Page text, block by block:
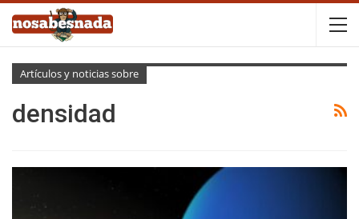
Artículos y noticias sobre
densidad